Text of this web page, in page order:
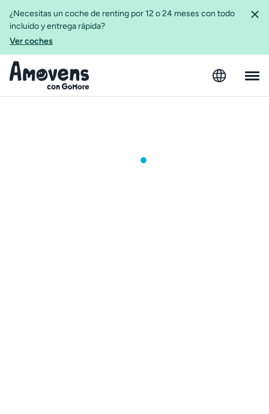
¿Necesitas un coche de renting por 12 o 24 meses con todo
incluido y entrega rápida?
Ver coches